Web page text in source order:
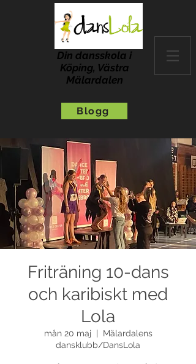
Din dansskola i
Köping, Västra
Mälardalen
Blogg
Friträning 10-dans
och karibiskt med
Lola
mån 20 maj
Mälardalens
dansklubb/DansLola